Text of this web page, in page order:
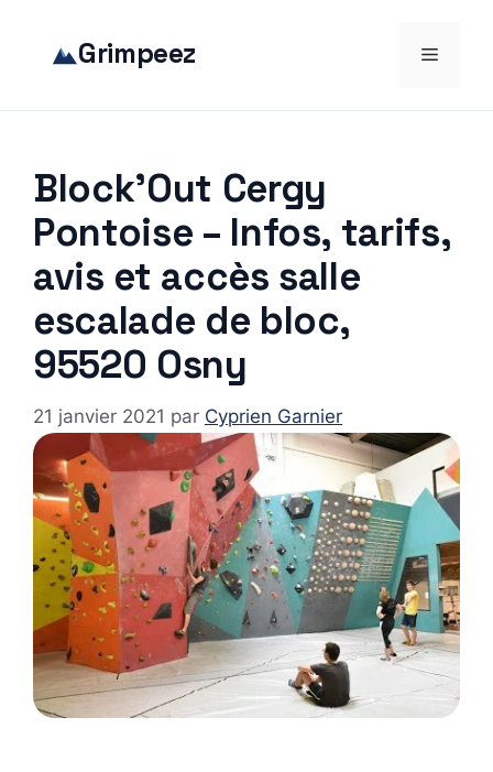
contenu Grimpeez Menu
Block’Out Cergy
Pontoise – Infos, tarifs,
avis et accès salle
escalade de bloc,
95520 Osny
21 janvier 2021 par Cyprien Garnier